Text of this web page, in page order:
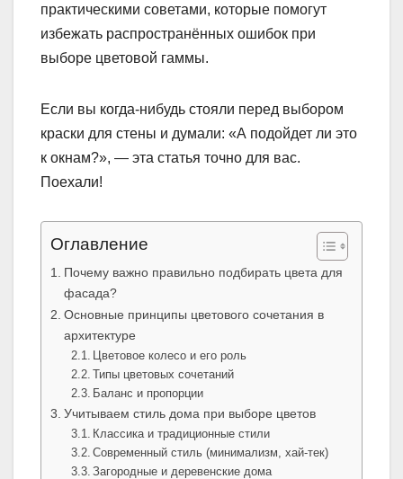
практическими советами, которые помогут
избежать распространённых ошибок при
выборе цветовой гаммы.
Если вы когда-нибудь стояли перед выбором
краски для стены и думали: «А подойдет ли это
к окнам?», — эта статья точно для вас.
Поехали!
Оглавление
Почему важно правильно подбирать цвета для
фасада?
Основные принципы цветового сочетания в
архитектуре
Цветовое колесо и его роль
Типы цветовых сочетаний
Баланс и пропорции
Учитываем стиль дома при выборе цветов
Классика и традиционные стили
Современный стиль (минимализм, хай-тек)
Загородные и деревенские дома